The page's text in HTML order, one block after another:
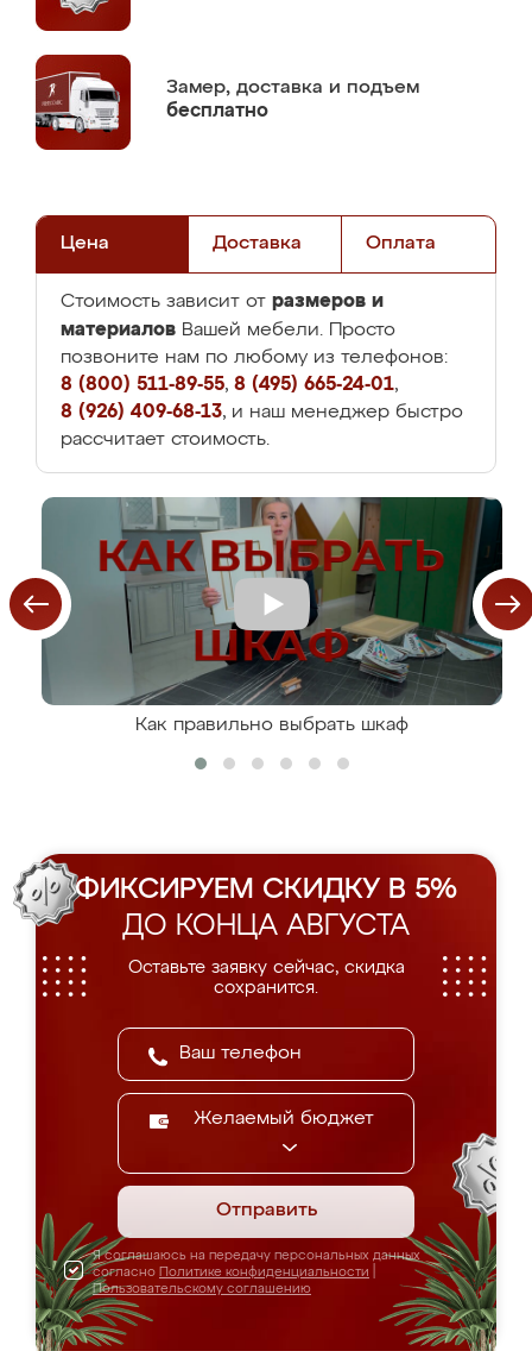
Замер, доставка и подъем
бесплатно
Цена Доставка Оплата
Стоимость зависит от размеров и
материалов Вашей мебели. Просто
позвоните нам по любому из телефонов:
8 (800) 511-89-55, 8 (495) 665-24-01,
8 (926) 409-68-13, и наш менеджер быстро
рассчитает стоимость.
Как правильно выбрать шкаф
ФИКСИРУЕМ СКИДКУ В 5%
ДО КОНЦА АВГУСТА
Оставьте заявку сейчас, скидка
сохранится.
Желаемый бюджет
Отправить
Я соглашаюсь на передачу персональных данных
согласно Политике конфиденциальности
Пользовательскому соглашению